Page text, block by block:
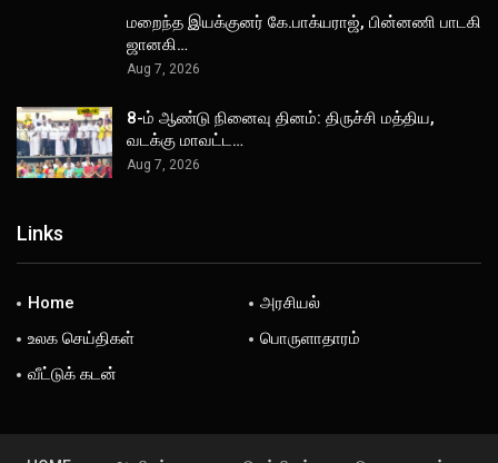
மறைந்த இயக்குனர் கே.பாக்யராஜ், பின்னணி பாடகி
ஜானகி…
Aug 7, 2026
8-ம் ஆண்டு நினைவு தினம்: திருச்சி மத்திய,
வடக்கு மாவட்ட…
Aug 7, 2026
Links
Home
அரசியல்
உலக செய்திகள்
பொருளாதாரம்
வீட்டுக் கடன்